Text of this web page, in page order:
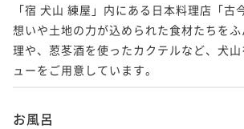
「宿 犬山 練屋」内にある日本料理店「古
想いや土地の力が込められた食材たちを
理や、荵苳酒を使ったカクテルなど、犬
ューをご用意しています。
お風呂